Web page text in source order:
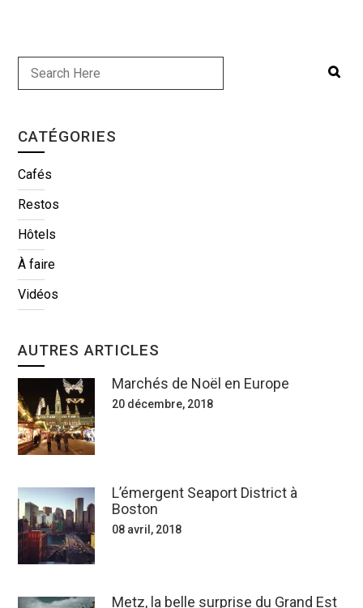
CATÉGORIES
Cafés
Restos
Hôtels
À faire
Vidéos
AUTRES ARTICLES
Marchés de Noël en Europe
20 décembre, 2018
L’émergent Seaport District à
Boston
08 avril, 2018
Metz, la belle surprise du Grand Est